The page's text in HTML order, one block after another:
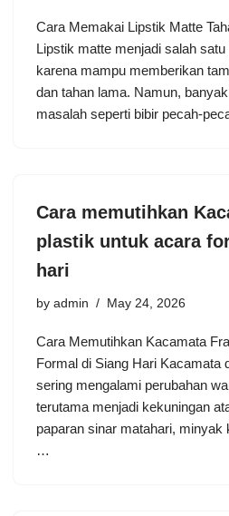
Cara Memakai Lipstik Matte
Lipstik matte menjadi salah
karena mampu memberikan
dan tahan lama. Namun,
masalah seperti bibir pecah-
Cara memutihkan
plastik untuk acara
hari
by admin May 24, 2026
Cara Memutihkan Kacamata
Formal di Siang Hari Kacamata
sering mengalami perubahan
terutama menjadi kekuningan
paparan sinar matahari, minyak
…